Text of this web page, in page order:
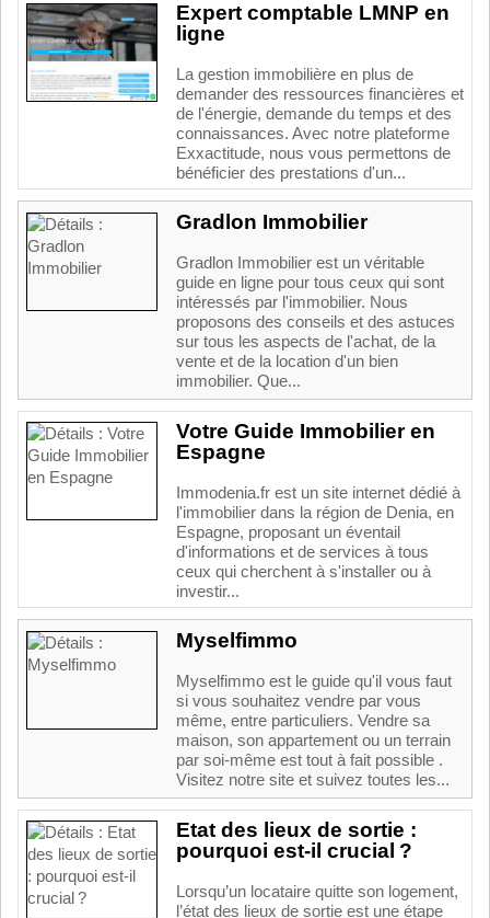
Expert comptable LMNP en
ligne
La gestion immobilière en plus de
demander des ressources financières et
de l'énergie, demande du temps et des
connaissances. Avec notre plateforme
Exxactitude, nous vous permettons de
bénéficier des prestations d'un...
Gradlon Immobilier
Gradlon Immobilier est un véritable
guide en ligne pour tous ceux qui sont
intéressés par l'immobilier. Nous
proposons des conseils et des astuces
sur tous les aspects de l'achat, de la
vente et de la location d'un bien
immobilier. Que...
Votre Guide Immobilier en
Espagne
Immodenia.fr est un site internet dédié à
l'immobilier dans la région de Denia, en
Espagne, proposant un éventail
d'informations et de services à tous
ceux qui cherchent à s'installer ou à
investir...
Myselfimmo
Myselfimmo est le guide qu'il vous faut
si vous souhaitez vendre par vous
même, entre particuliers. Vendre sa
maison, son appartement ou un terrain
par soi-même est tout à fait possible .
Visitez notre site et suivez toutes les...
Etat des lieux de sortie :
pourquoi est-il crucial ?
Lorsqu’un locataire quitte son logement,
l’état des lieux de sortie est une étape